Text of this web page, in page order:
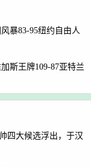
暴83-95纽约自由人
斯王牌109-87亚特兰
四大候选浮出，于汉